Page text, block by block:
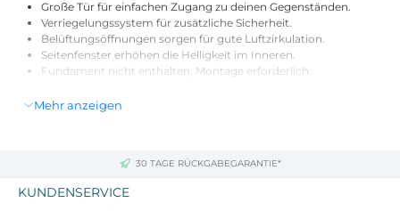
Große Tür für einfachen Zugang zu deinen Gegenständen.
Verriegelungssystem für zusätzliche Sicherheit.
Belüftungsöffnungen sorgen für gute Luftzirkulation.
Seitenfenster erhöhen die Helligkeit im Inneren.
Fundament nicht enthalten, Montage erforderlich.
Technische Daten:
Gesamtabmessungen: 134L x 104B x 204H cm
Bodenfläche: 120L x 92B cm
Mehr anzeigen
30 TAGE RÜCKGABEGARANTIE*
KUNDENSERVICE